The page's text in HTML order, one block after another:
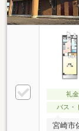
礼
バス・
宮崎市